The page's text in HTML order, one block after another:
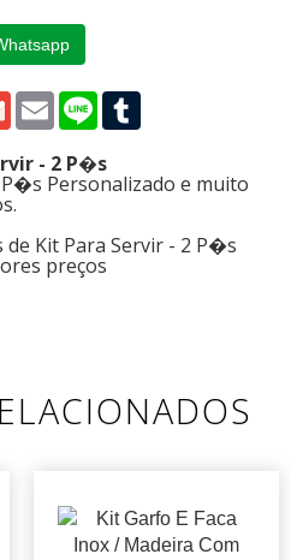
GmailEmailLine
- 2 P�s
Personalizado e muito
Kit Para Servir - 2 P�s
preços